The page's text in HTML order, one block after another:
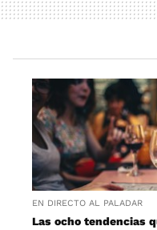
EN DIRECTO AL PALADAR
Las ocho tendencias